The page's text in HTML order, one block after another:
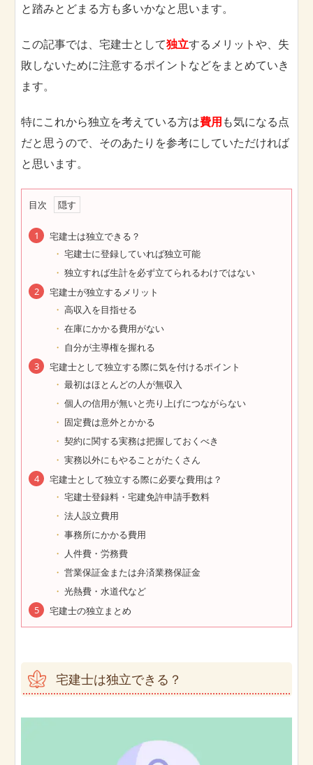
と踏みとどまる方も多いかなと思います。
この記事では、宅建士として独立するメリットや、失
敗しないために注意するポイントなどをまとめていき
ます。
特にこれから独立を考えている方は費用も気になる点
だと思うので、そのあたりを参考にしていただければ
と思います。
目次
宅建士は独立できる？
宅建士に登録していれば独立可能
独立すれば生計を必ず立てられるわけではない
宅建士が独立するメリット
高収入を目指せる
在庫にかかる費用がない
自分が主導権を握れる
宅建士として独立する際に気を付けるポイント
最初はほとんどの人が無収入
個人の信用が無いと売り上げにつながらない
固定費は意外とかかる
契約に関する実務は把握しておくべき
実務以外にもやることがたくさん
宅建士として独立する際に必要な費用は？
宅建士登録料・宅建免許申請手数料
法人設立費用
事務所にかかる費用
人件費・労務費
営業保証金または弁済業務保証金
光熱費・水道代など
宅建士の独立まとめ
宅建士は独立できる？